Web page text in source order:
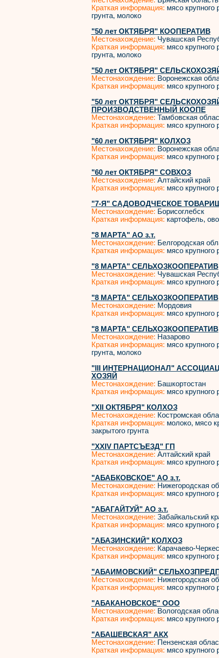
Краткая информация: мясо крупного
грунта, молоко
"50 лет ОКТЯБРЯ" КООПЕРАТИВ
Местонахождение: Чувашская
Краткая информация: мясо крупного
грунта, молоко
"50 лет ОКТЯБРЯ"
Местонахождение: Воронежская
Краткая информация: мясо крупного
"50 лет ОКТЯБРЯ"
ПРОИЗВОДСТВЕННЫЙ КООПЕ
Местонахождение: Тамбовская
Краткая информация: мясо крупного
"60 лет ОКТЯБРЯ" КОЛХОЗ
Местонахождение: Воронежская
Краткая информация: мясо крупного
"60 лет ОКТЯБРЯ" СОВХОЗ
Местонахождение: Алтайский край
Краткая информация: мясо крупного
"7-Я" САДОВОДЧЕСКОЕ
Местонахождение: Борисоглебск
Краткая информация: картофель,
"8 МАРТА" АО з.т.
Местонахождение: Белгородская
Краткая информация: мясо крупного
"8 МАРТА" СЕЛЬХОЗКООПЕРАТИВ
Местонахождение: Чувашская
Краткая информация: мясо крупного
"8 МАРТА" СЕЛЬХОЗКООПЕРАТИВ
Местонахождение: Мордовия
Краткая информация: мясо крупного
"8 МАРТА" СЕЛЬХОЗКООПЕРАТИВ
Местонахождение: Назарово
Краткая информация: мясо крупного
грунта, молоко
"III ИНТЕРНАЦИОНАЛ"
ХОЗЯЙ
Местонахождение: Башкортостан
Краткая информация: мясо крупного
"XII ОКТЯБРЯ" КОЛХОЗ
Местонахождение: Костромская
Краткая информация: молоко, мясо
закрытого грунта
"XXIV ПАРТСЪЕЗД" ГП
Местонахождение: Алтайский край
Краткая информация: мясо крупного
"АБАБКОВСКОЕ" АО з.т.
Местонахождение: Нижегородская
Краткая информация: мясо крупного
"АБАГАЙТУЙ" АО з.т.
Местонахождение: Забайкальский
Краткая информация: мясо крупного
"АБАЗИНСКИЙ" КОЛХОЗ
Местонахождение: Карачаево-
Краткая информация: мясо крупного
"АБАИМОВСКИЙ"
Местонахождение: Нижегородская
Краткая информация: мясо крупного
"АБАКАНОВСКОЕ" ООО
Местонахождение: Вологодская
Краткая информация: мясо крупного
"АБАШЕВСКАЯ" АКХ
Местонахождение: Пензенская
Краткая информация: мясо крупного